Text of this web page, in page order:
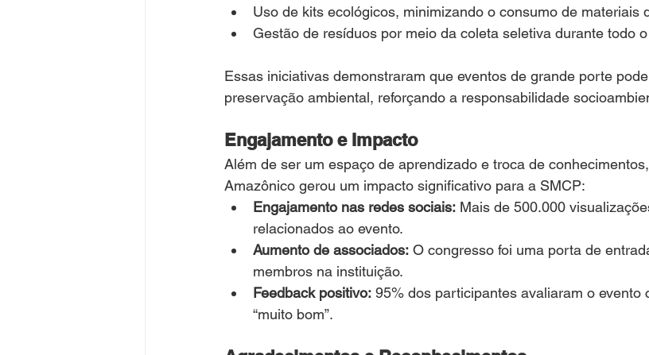
Uso de kits ecológicos, minimizando o consumo de materiais
Gestão de resíduos por meio da coleta seletiva durante todo
Essas iniciativas demonstraram que eventos de grande porte
preservação ambiental, reforçando a responsabilidade
Engajamento e Impacto
Além de ser um espaço de aprendizado e troca de
Amazônico gerou um impacto significativo para a SMCP:
Engajamento nas redes sociais: Mais de 500.000
relacionados ao evento.
Aumento de associados: O congresso foi uma porta de
membros na instituição.
Feedback positivo: 95% dos participantes avaliaram o evento
“muito bom”.